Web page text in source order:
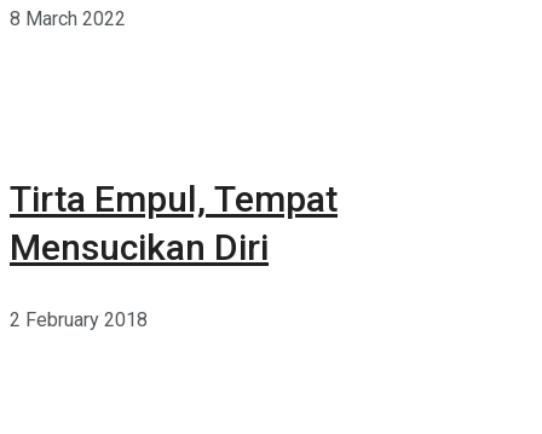
8 March 2022
Tirta Empul, Tempat
Mensucikan Diri
2 February 2018